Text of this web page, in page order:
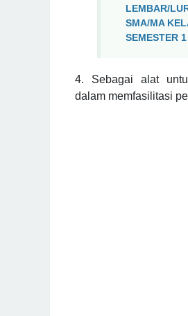
LEMBAR/
SMA/MA
SEMESTER
4. Sebagai alat
dalam memfasilitasi